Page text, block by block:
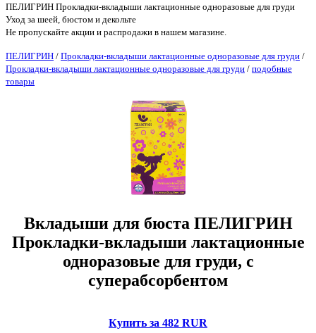
ПЕЛИГРИН Прокладки-вкладыши лактационные одноразовые для груди
Уход за шеей, бюстом и декольте
Не пропускайте акции и распродажи в нашем магазине.
ПЕЛИГРИН / Прокладки-вкладыши лактационные одноразовые для груди /
Прокладки-вкладыши лактационные одноразовые для груди / подобные
товары
Вкладыши для бюста ПЕЛИГРИН
Прокладки-вкладыши лактационные
одноразовые для груди, с
суперабсорбентом
Купить за 482 RUR